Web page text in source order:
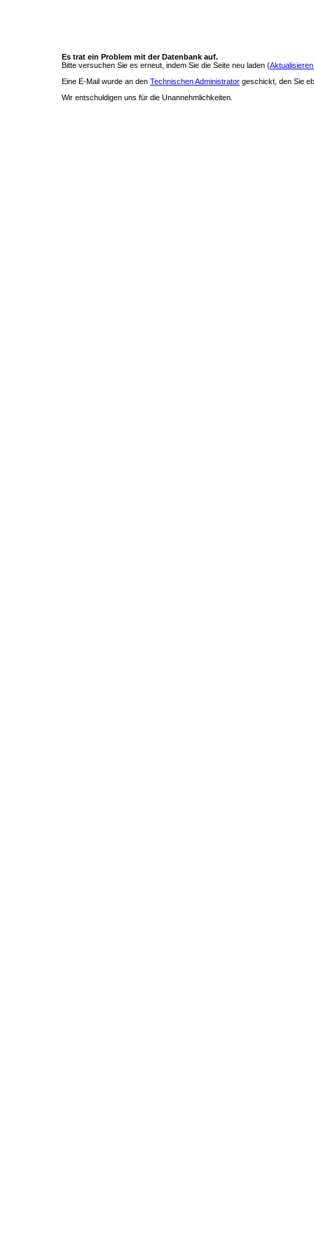
Es trat ein Problem mit der Datenbank auf.
Bitte versuchen Sie es erneut, indem Sie die Seite neu laden (
Eine E-Mail wurde an den Technischen Administrator geschickt, den Sie
Wir entschuldigen uns für die Unannehmlichkeiten.